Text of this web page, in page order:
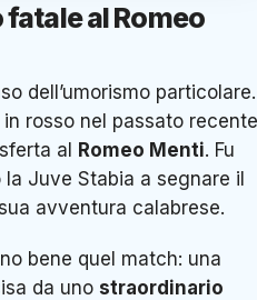
al Romeo
dell’umorismo particolare.
rosso nel passato recente
al
Romeo Menti. Fu
Juve Stabia a segnare il
avventura calabrese.
bene quel match: una
da uno straordinario